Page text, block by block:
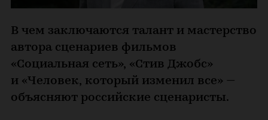
В чем заключаются талант и мастерство
автора сценариев фильмов
«Социальная сеть», «Стив Джобс»
и «Человек, который изменил все» —
объясняют российские сценаристы.